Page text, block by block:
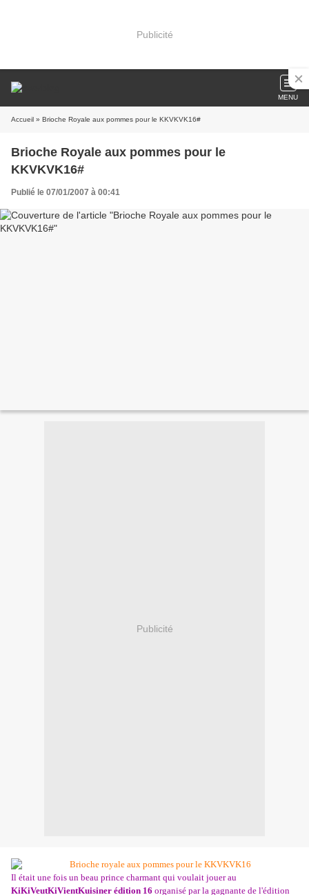
Publicité
MENU
Accueil » Brioche Royale aux pommes pour le KKVKVK16#
Brioche Royale aux pommes pour le
KKVKVK16#
Publié le 07/01/2007 à 00:41
Publicité
Il était une fois un beau prince charmant qui voulait jouer au
KiKiVeutKiVientKuisiner édition 16 organisé par la gagnante de l'édition